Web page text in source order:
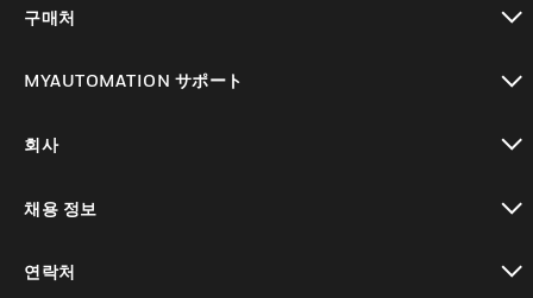
구매처
MYAUTOMATION サポート
회사
채용 정보
연락처